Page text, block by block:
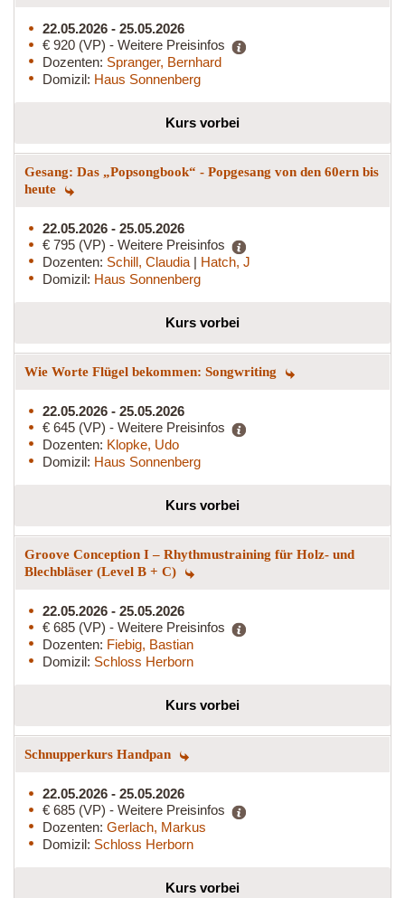
22.05.2026 - 25.05.2026
€ 920 (VP) - Weitere Preisinfos
Dozenten: Spranger, Bernhard
Domizil: Haus Sonnenberg
Kurs vorbei
Gesang: Das „Popsongbook“ - Popgesang von den 60ern bis
heute
22.05.2026 - 25.05.2026
€ 795 (VP) - Weitere Preisinfos
Dozenten: Schill, Claudia | Hatch, J
Domizil: Haus Sonnenberg
Kurs vorbei
Wie Worte Flügel bekommen: Songwriting
22.05.2026 - 25.05.2026
€ 645 (VP) - Weitere Preisinfos
Dozenten: Klopke, Udo
Domizil: Haus Sonnenberg
Kurs vorbei
Groove Conception I – Rhythmustraining für Holz- und
Blechbläser (Level B + C)
22.05.2026 - 25.05.2026
€ 685 (VP) - Weitere Preisinfos
Dozenten: Fiebig, Bastian
Domizil: Schloss Herborn
Kurs vorbei
Schnupperkurs Handpan
22.05.2026 - 25.05.2026
€ 685 (VP) - Weitere Preisinfos
Dozenten: Gerlach, Markus
Domizil: Schloss Herborn
Kurs vorbei